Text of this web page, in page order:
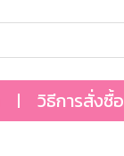
วิธีการสั่งซื้อ